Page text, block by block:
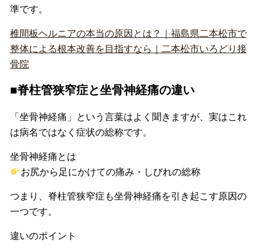
準です。
椎間板ヘルニアの本当の原因とは？｜福島県二本松市で
整体による根本改善を目指すなら｜二本松市いろどり接
骨院
■脊柱管狭窄症と坐骨神経痛の違い
「坐骨神経痛」という言葉はよく聞きますが、実はこれ
は病名ではなく症状の総称です。
坐骨神経痛とは
お尻から足にかけての痛み・しびれの総称
つまり、脊柱管狭窄症も坐骨神経痛を引き起こす原因の
一つです。
違いのポイント